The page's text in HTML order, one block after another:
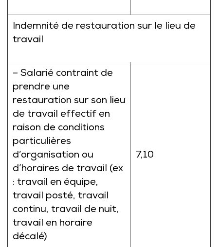
Indemnité de restauration sur le lieu de
travail
– Salarié contraint de
prendre une
restauration sur son lieu
de travail effectif en
raison de conditions
particulières
d’organisation ou
d’horaires de travail (ex
: travail en équipe,
travail posté, travail
continu, travail de nuit,
travail en horaire
décalé)
7,10